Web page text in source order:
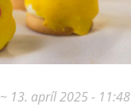
~ 13. apríl 2025 - 11:48